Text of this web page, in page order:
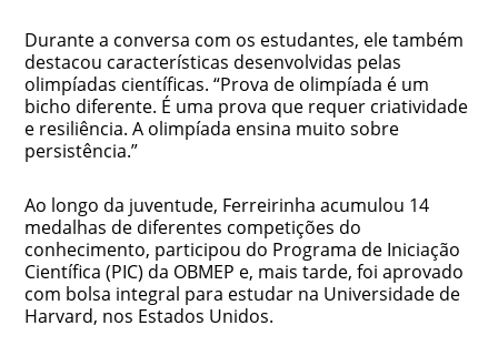
Durante a conversa com os estudantes, ele também
destacou características desenvolvidas pelas
olimpíadas científicas. “Prova de olimpíada é um
bicho diferente. É uma prova que requer criatividade
e resiliência. A olimpíada ensina muito sobre
persistência.”
Ao longo da juventude, Ferreirinha acumulou 14
medalhas de diferentes competições do
conhecimento, participou do Programa de Iniciação
Científica (PIC) da OBMEP e, mais tarde, foi aprovado
com bolsa integral para estudar na Universidade de
Harvard, nos Estados Unidos.